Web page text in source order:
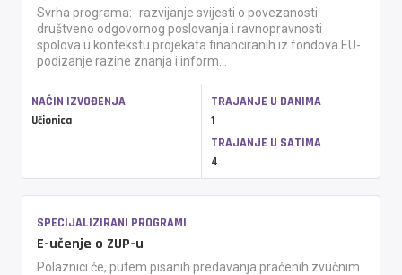
Svrha programa:- razvijanje svijesti o povezanosti
društveno odgovornog poslovanja i ravnopravnosti
spolova u kontekstu projekata financiranih iz fondova EU-
podizanje razine znanja i inform...
NAČIN IZVOĐENJA
Učionica
TRAJANJE U DANIMA
1
TRAJANJE U SATIMA
4
SPECIJALIZIRANI PROGRAMI
E-učenje o ZUP-u
Polaznici će, putem pisanih predavanja praćenih zvučnim